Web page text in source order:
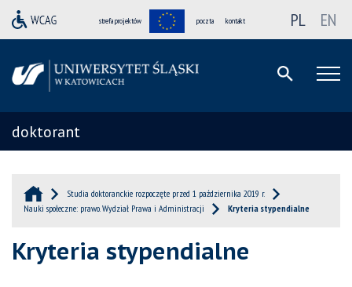
strefa projektów poczta kontakt PL EN
doktorant
Studia doktoranckie rozpoczęte przed 1 października 2019 r.
Nauki społeczne: prawo. Wydział Prawa i Administracji
Kryteria stypendialne
Kryteria stypendialne